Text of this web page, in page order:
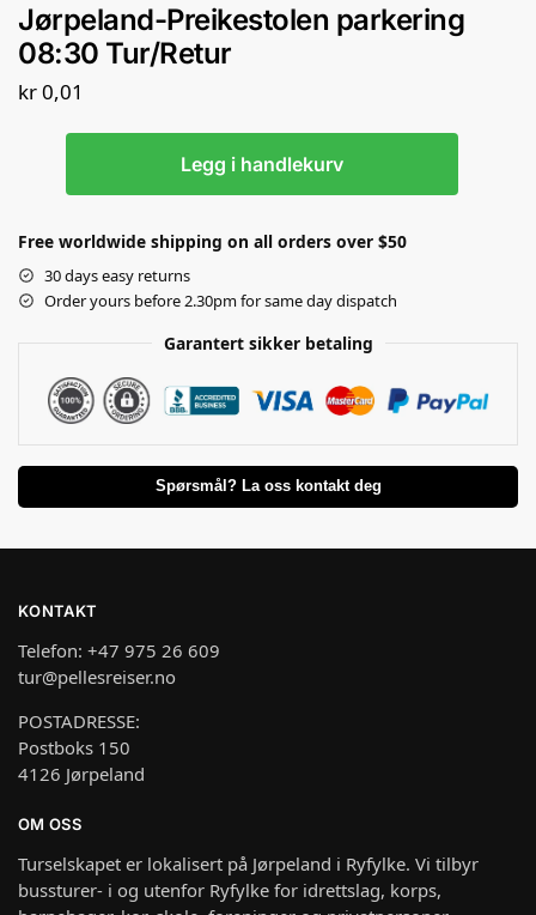
Jørpeland-Preikestolen parkering
08:30 Tur/Retur
kr0,01
Legg i handlekurv
Free worldwide shipping on all orders over $50
30 days easy returns
Order yours before 2.30pm for same day dispatch
Garantert sikker betaling
Spørsmål? La oss kontakt deg
KONTAKT
Telefon: +47 975 26 609
tur@pellesreiser.no
POSTADRESSE:
Postboks 150
4126 Jørpeland
OM OSS
Turselskapet er lokalisert på Jørpeland i Ryfylke. Vi tilbyr
bussturer- i og utenfor Ryfylke for idrettslag, korps,